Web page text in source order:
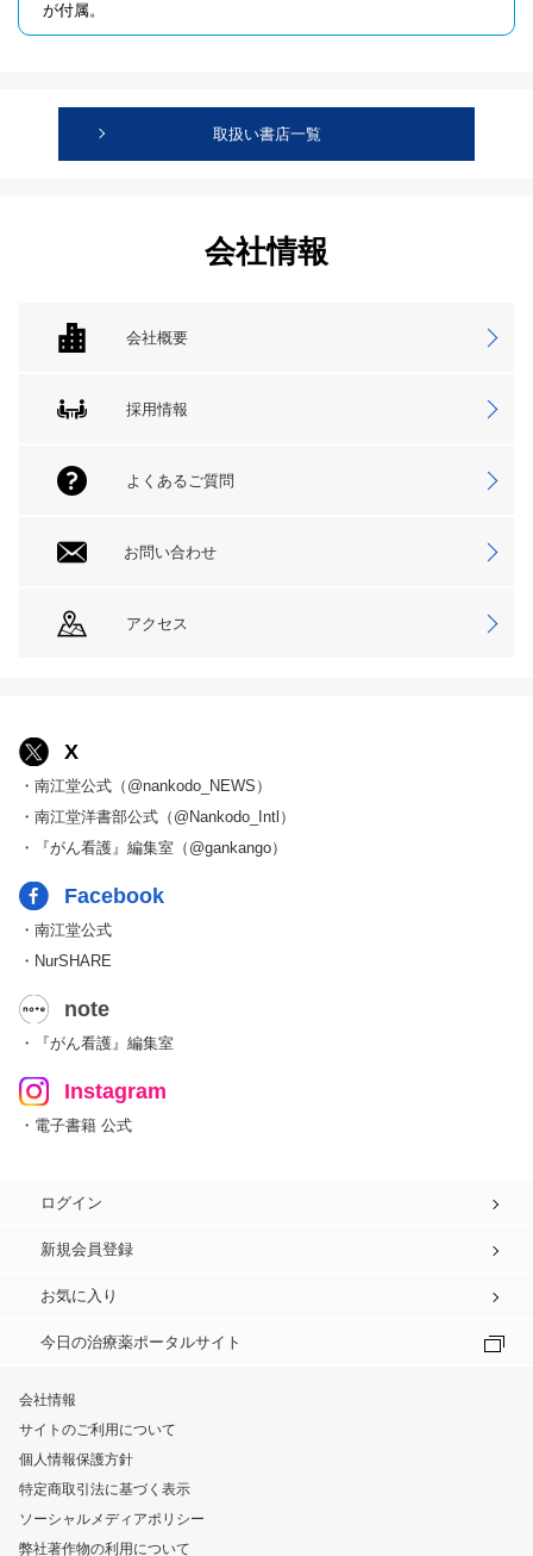
が付属。
取扱い書店一覧
会社情報
会社概要
採用情報
よくあるご質問
お問い合わせ
アクセス
X
・南江堂公式（@nankodo_NEWS）
・南江堂洋書部公式（@Nankodo_Intl）
・『がん看護』編集室（@gankango）
Facebook
・南江堂公式
・NurSHARE
note
・『がん看護』編集室
Instagram
・電子書籍 公式
ログイン
新規会員登録
お気に入り
今日の治療薬ポータルサイト
会社情報
サイトのご利用について
個人情報保護方針
特定商取引法に基づく表示
ソーシャルメディアポリシー
弊社著作物の利用について